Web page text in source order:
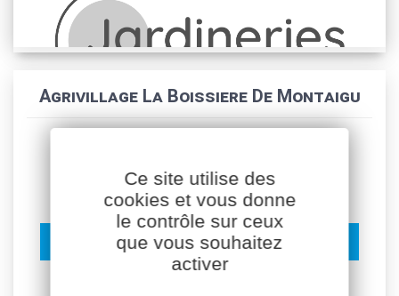
Agrivillage La Boissiere De Montaigu
VOTRE JARDINERIE DE PROXIMITÉ
LE MAGASIN EST ACTUELLEMENT FERMÉ.
Réouverture demain.
Ce site utilise des
cookies et vous donne
le contrôle sur ceux
que vous souhaitez
activer